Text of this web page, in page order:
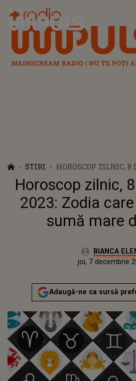
Radio Impuls
STIRI
HOROSCOP ZILNIC, 8
ZODIA CARE VA
BANI
Horoscop zilnic,
2023: Zodia
sumă mare
Autor:BIANCA
Actualizat:
joi, 7 decembrie
Adaugă-ne ca sursă